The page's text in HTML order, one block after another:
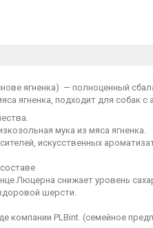
ягненка) — полноценный
ягненка, подходит для собак с
мука из мяса ягненка.
искусственных
Люцерна снижает уровень
шерсти.
компании PLBint. (семейное